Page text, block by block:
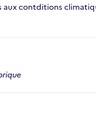
contditions